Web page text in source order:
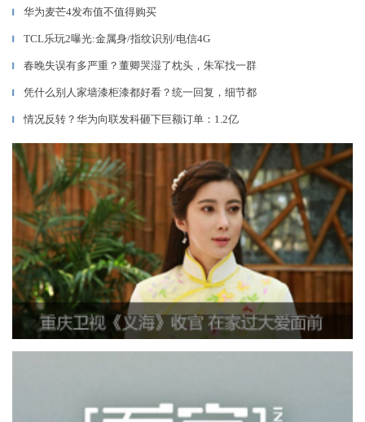
▎ 华为麦芒4发布值不值得购买
▎ TCL乐玩2曝光:金属身/指纹识别/电信4G
▎ 春晚失误有多严重？董卿哭湿了枕头，朱军找一群
▎ 凭什么别人家墙漆柜漆都好看？统一回复，细节都
▎ 情况反转？华为向联发科砸下巨额订单：1.2亿